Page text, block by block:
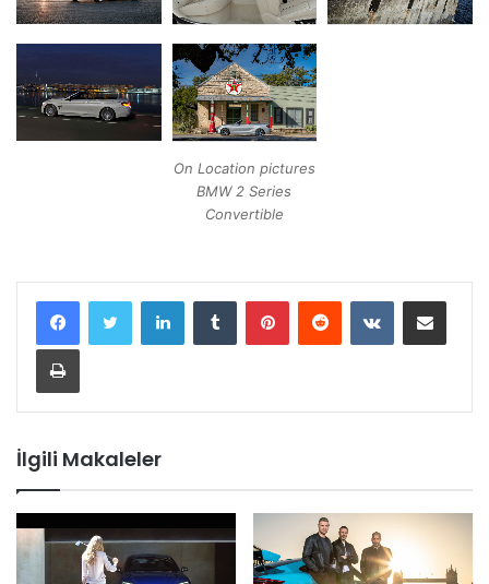
On Location pictures
BMW 2 Series
Convertible
İlgili Makaleler